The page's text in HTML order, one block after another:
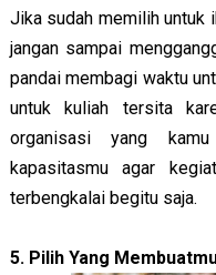
Jika sudah memilih untuk
jangan sampai
pandai membagi waktu
untuk kuliah tersita
organisasi yang
kapasitasmu agar
terbengkalai begitu saja.
5. Pilih Yang